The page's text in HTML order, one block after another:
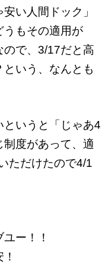
い人間ドック」
うもその適用が
で、3/17だと高
いう、なんとも
いうと「じゃあ4
制度があって、適
ただけたので4/1
ー！！